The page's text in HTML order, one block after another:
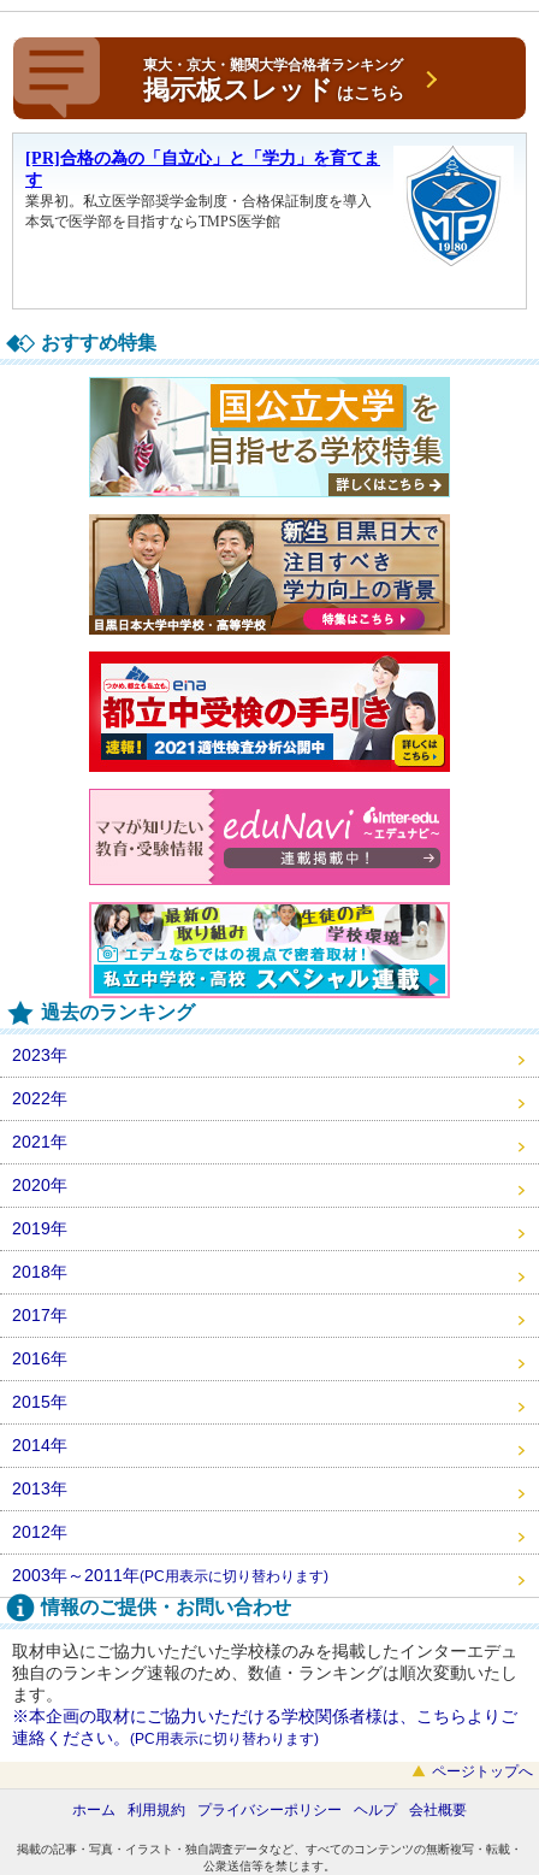
東大・京大・難関大学合格者ランキング
掲示板スレッド はこちら
おすすめ特集
過去のランキング
2023年
2022年
2021年
2020年
2019年
2018年
2017年
2016年
2015年
2014年
2013年
2012年
2003年～2011年(PC用表示に切り替わります)
情報のご提供・お問い合わせ
取材申込にご協力いただいた学校様のみを掲載したインターエデュ
独自のランキング速報のため、数値・ランキングは順次変動いたし
ます。
※本企画の取材にご協力いただける学校関係者様は、こちらよりご
連絡ください。 (PC用表示に切り替わります)
ページトップへ
ホーム 利用規約 プライバシーポリシー ヘルプ 会社概要
掲載の記事・写真・イラスト・独自調査データなど、すべてのコンテンツの無断複写・転載・
公衆送信等を禁じます。